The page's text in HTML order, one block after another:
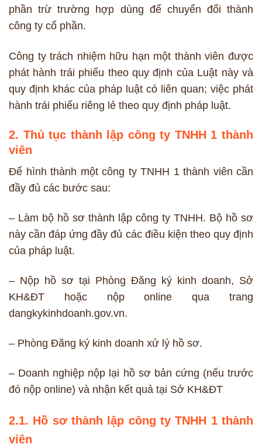
phần trừ trường hợp dùng để chuyển đổi thành
công ty cổ phần.
Công ty trách nhiệm hữu hạn một thành viên được
phát hành trái phiếu theo quy định của Luật này và
quy định khác của pháp luật có liên quan; việc phát
hành trái phiếu riêng lẻ theo quy định pháp luật.
2. Thủ tục thành lập công ty TNHH 1 thành
viên
Để hình thành một công ty TNHH 1 thành viên cần
đầy đủ các bước sau:
– Làm bộ hồ sơ thành lập công ty TNHH. Bộ hồ sơ
này cần đáp ứng đầy đủ các điều kiện theo quy định
của pháp luật.
– Nộp hồ sơ tại Phòng Đăng ký kinh doanh, Sở
KH&ĐT hoặc nộp online qua trang
dangkykinhdoanh.gov.vn.
– Phòng Đăng ký kinh doanh xử lý hồ sơ.
– Doanh nghiệp nộp lại hồ sơ bản cứng (nếu trước
đó nộp online) và nhận kết quả tại Sở KH&ĐT
2.1. Hồ sơ thành lập công ty TNHH 1 thành
viên